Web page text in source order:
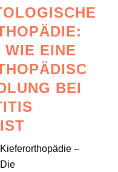
WIE EINE
BEI
–